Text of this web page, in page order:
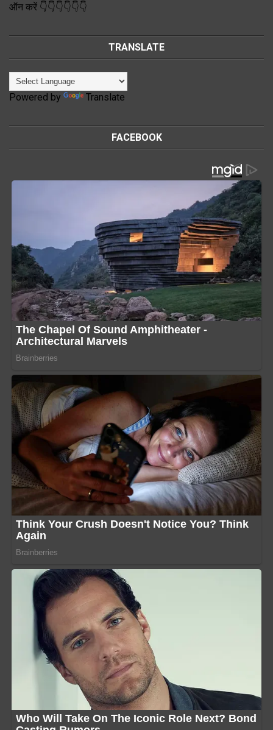
ऑन करें 👇👇👇👇👇👇
TRANSLATE
Powered by Translate
FACEBOOK